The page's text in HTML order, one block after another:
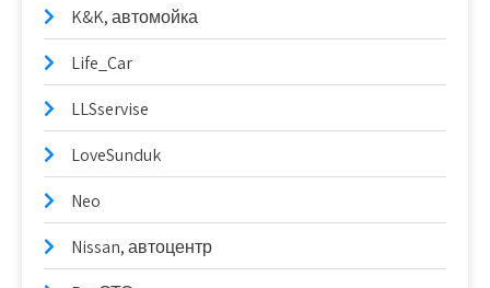
K&K, автомойка
Life_Car
LLSservise
LoveSunduk
Neo
Nissan, автоцентр